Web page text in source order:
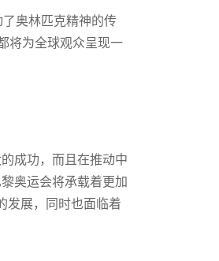
奥林匹克精神的传
将为全球观众呈现一
成功，而且在推动中
奥运会将承载着更加
发展，同时也面临着